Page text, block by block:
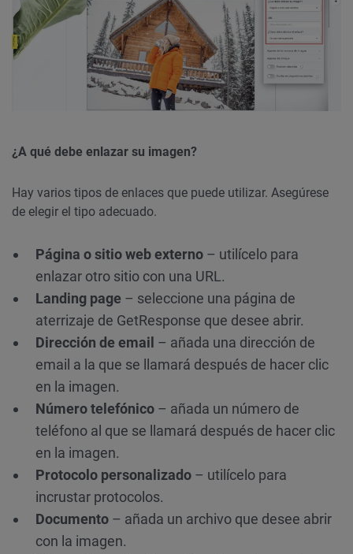
¿A qué debe enlazar su imagen?
Hay varios tipos de enlaces que puede utilizar. Asegúrese
de elegir el tipo adecuado.
Página o sitio web externo – utilícelo para
enlazar otro sitio con una URL.
Landing page – seleccione una página de
aterrizaje de GetResponse que desee abrir.
Dirección de email – añada una dirección de
email a la que se llamará después de hacer clic
en la imagen.
Número telefónico – añada un número de
teléfono al que se llamará después de hacer clic
en la imagen.
Protocolo personalizado – utilícelo para
incrustar protocolos.
Documento – añada un archivo que desee abrir
con la imagen.